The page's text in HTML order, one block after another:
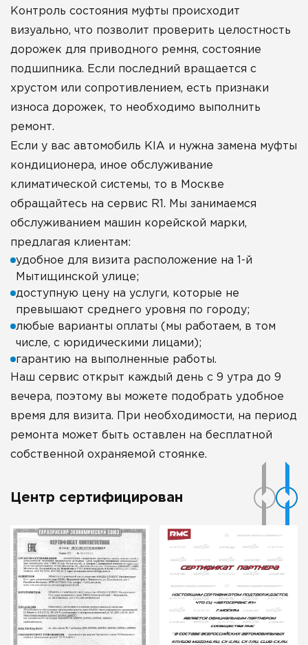
Контроль состояния муфты происходит
визуально, что позволит проверить целостность
дорожек для приводного ремня, состояние
подшипника. Если последний вращается с
хрустом или сопротивлением, есть признаки
износа дорожек, то необходимо выполнить
ремонт.
Если у вас автомобиль KIA и нужна замена муфты
кондиционера, иное обслуживание
климатической системы, то в Москве
обращайтесь на сервис R1. Мы занимаемся
обслуживанием машин корейской марки,
предлагая клиентам:
удобное для визита расположение на 1-й
Мытищинской улице;
доступную цену на услуги, которые не
превышают среднего уровня по городу;
любые варианты оплаты (мы работаем, в том
числе, с юридическими лицами);
гарантию на выполненные работы.
Наш сервис открыт каждый день с 9 утра до 9
вечера, поэтому вы можете подобрать удобное
время для визита. При необходимости, на период
ремонта может быть оставлен на бесплатной
собственной охраняемой стоянке.
Центр сертифицирован